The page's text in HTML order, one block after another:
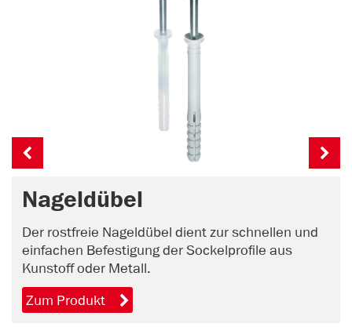
Nageldübel
Der rostfreie Nageldübel dient zur schnellen und
einfachen Befestigung der Sockelprofile aus
Kunstoff oder Metall.
Zum Produkt